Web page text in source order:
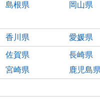
島根県 岡山県
香川県 愛媛県
佐賀県 長崎県
宮崎県
鹿児島県